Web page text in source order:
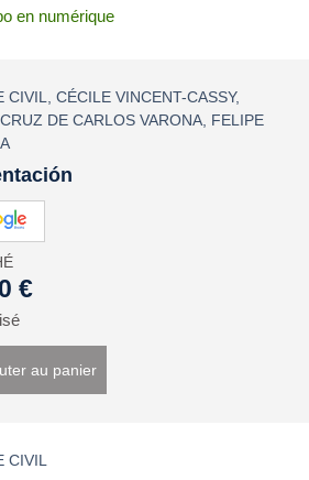
en numérique
CIVIL ,CÉCILE VINCENT-CASSY,
DE CARLOS VARONA FELIPE
€
au panier
CIVIL